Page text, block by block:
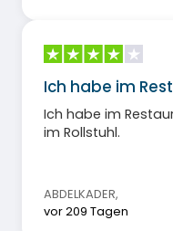
Ich habe im
Ich habe im
im Rollstuhl.
ABDELKADER,
vor 209 Tagen